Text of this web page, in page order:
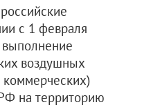
с 1 февраля
выполнение
воздушных
коммерческих)
на территорию